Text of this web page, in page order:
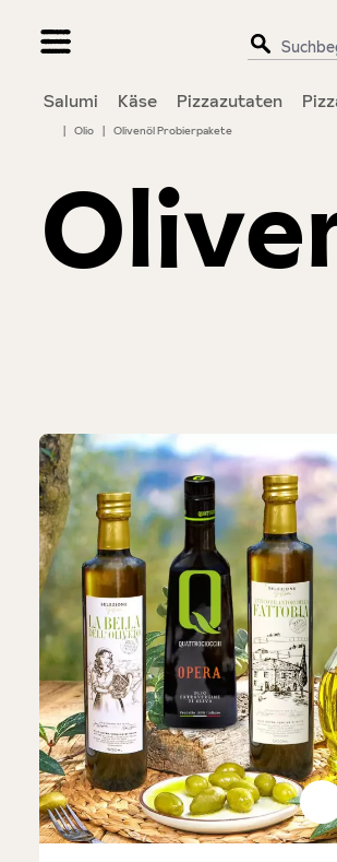
Salumi Käse Pizzazutaten
| Olio | Olivenöl Probierpakete